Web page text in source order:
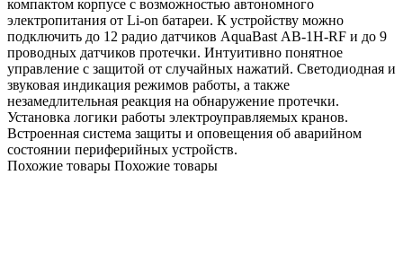
компактом корпусе с возможностью автономного
электропитания от Li-on батареи. К устройству можно
подключить до 12 радио датчиков AquaBast АВ-1H-RF и до 9
проводных датчиков протечки. Интуитивно понятное
управление с защитой от случайных нажатий. Светодиодная и
звуковая индикация режимов работы, а также
незамедлительная реакция на обнаружение протечки.
Установка логики работы электроуправляемых кранов.
Встроенная система защиты и оповещения об аварийном
состоянии периферийных устройств.
Похожие товары Похожие товары